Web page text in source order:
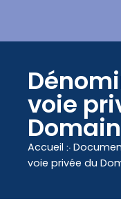
voie
Accueil ჻
voie privée du